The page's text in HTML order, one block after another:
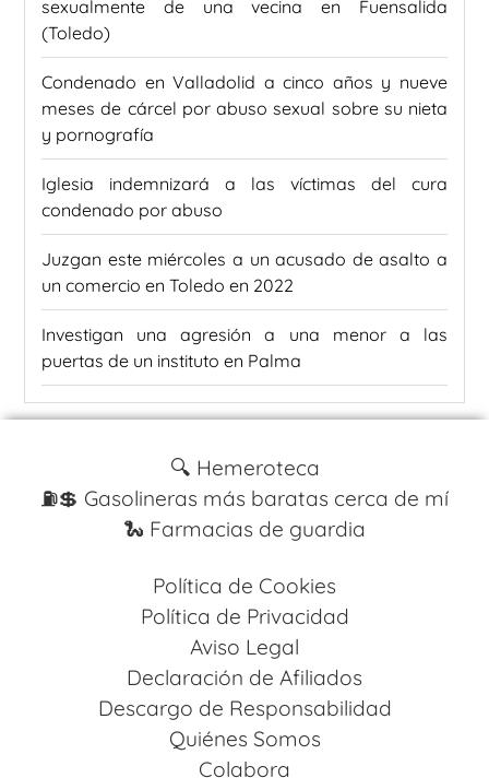
sexualmente de una vecina en Fuensalida
(Toledo)
Condenado en Valladolid a cinco años y nueve
meses de cárcel por abuso sexual sobre su nieta
y pornografía
Iglesia indemnizará a las víctimas del cura
condenado por abuso
Juzgan este miércoles a un acusado de asalto a
un comercio en Toledo en 2022
Investigan una agresión a una menor a las
puertas de un instituto en Palma
🔍 Hemeroteca
⛽️💲 Gasolineras más baratas cerca de mí
🐍 Farmacias de guardia
Política de Cookies
Política de Privacidad
Aviso Legal
Declaración de Afiliados
Descargo de Responsabilidad
Quiénes Somos
Colabora